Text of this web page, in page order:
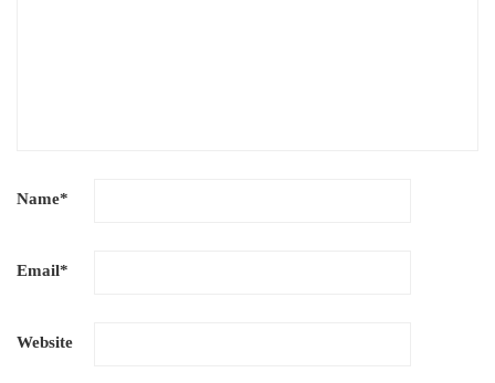
Name*
Email*
Website